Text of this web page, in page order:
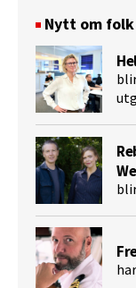
Nytt om folk